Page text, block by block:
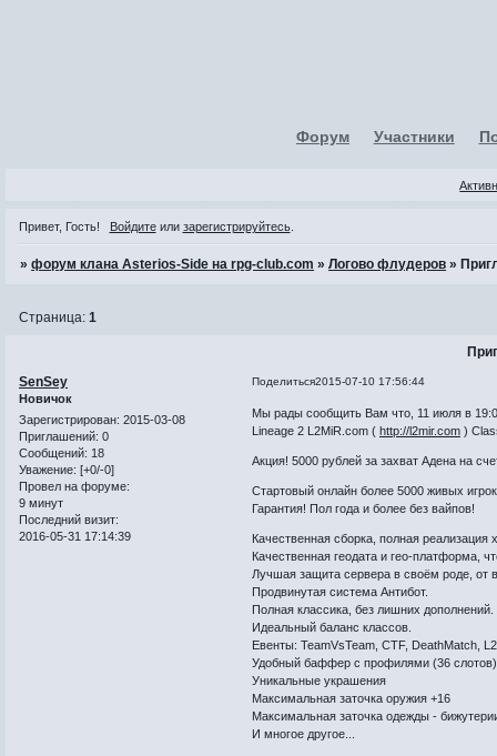
Форум Участники
Привет, Гость! Войдитеили зарегистрируйтесь.
»форум клана Asterios-Side на rpg-club.com »Логово флудеров »
Страница:1
Поделиться2015-07-10 17:56:44
SenSey
Новичок
Зарегистрирован: 2015-03-08
Приглашений: 0
Сообщений: 18
Уважение: [+0/-0]
Провел на форуме:
9 минут
Последний визит:
2016-05-31 17:14:39
Мы рады сообщить Вам что, 11 июля в
Lineage 2 L2MiR.com (http://l2mir.com )
Акция! 5000 рублей за захват Адена на
Стартовый онлайн более 5000 живых
Гарантия! Пол года и более без вайпов!
Качественная сборка, полная реализация
Качественная геодата и гео-платформа,
Лучшая защита сервера в своём роде, от
Продвинутая система Антибот.
Полная классика, без лишних дополнений.
Идеальный баланс классов.
Евенты: TeamVsTeam, CTF, DeathMatch,
Удобный баффер с профилями (36
Уникальные украшения
Максимальная заточка оружия +16
Максимальная заточка одежды -
И многое другое...